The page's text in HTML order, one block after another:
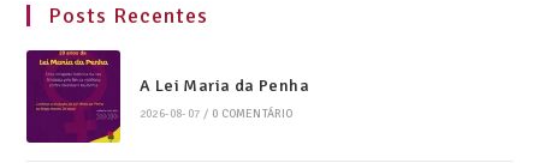
Posts Recentes
A Lei Maria da Penha
2026-08-07 / 0 COMENTÁRIO